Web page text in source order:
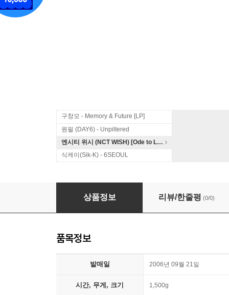
구창모 - Memory & Future [LP]
원필 (DAY6) - Unpiltered
엔시티 위시 (NCT WISH) [Ode to Love]
식케이(Sik-K) - 6SEOUL
쿤타 & 뉴올리언스 1집 - Koonta in Nuoliunce
상품정보 리뷰/한줄평 (0/0)
품목정보
발매일 2006년 09월 21일
시간, 무게, 크기 1,500g